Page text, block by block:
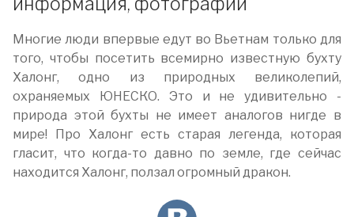
Многие люди впервые едут во Вьетнам только для
того, чтобы посетить всемирно известную бухту
Халонг, одно из природных великолепий,
охраняемых ЮНЕСКО. Это и не удивительно -
природа этой бухты не имеет аналогов нигде в
мире! Про Халонг есть старая легенда, которая
гласит, что когда-то давно по земле, где сейчас
находится Халонг, ползал огромный дракон.